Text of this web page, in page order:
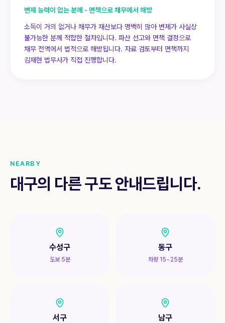
변제 능력이 없는 분께 - 면책으로 채무에서 해방
소득이 거의 없거나 채무가 재산보다 명백히 많아 변제가 사실상
불가능한 분께 적합한 절차입니다. 파산 선고와 면책 결정으로
채무 전액에서 법적으로 해방됩니다. 자료 검토부터 면책까지
김재현 법무사가 직접 진행합니다.
NEARBY
대구의 다른 구도 안내드립니다.
수성구
도보 5분
동구
차량 15~25분
서구 남구